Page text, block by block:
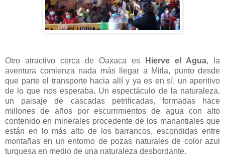
Otro atractivo cerca de Oaxaca es Hierve el Agua, la
aventura comienza nada más llegar a Mitla, punto desde
que parte el transporte hacia allí y ya es en sí, un aperitivo
de lo que nos esperaba. Un espectáculo de la naturaleza,
un paisaje de cascadas petrificadas, formadas hace
millones de años por escurrimientos de agua con alto
contenido en minerales procedente de los manantiales que
están en lo más alto de los barrancos, escondidas entre
montañas en un entorno de pozas naturales de color azul
turquesa en medio de una naturaleza desbordante.